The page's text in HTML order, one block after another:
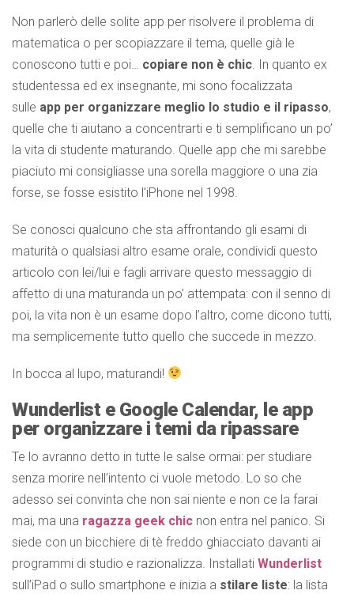
Non parlerò delle solite app per risolvere il problema di
matematica o per scopiazzare il tema, quelle già le
conoscono tutti e poi… copiare non è chic . In quanto ex
studentessa ed ex insegnante, mi sono focalizzata
sulle app per organizzare meglio lo studio e il ripasso,
quelle che ti aiutano a concentrarti e ti semplificano un po’
la vita di studente maturando. Quelle app che mi sarebbe
piaciuto mi consigliasse una sorella maggiore o una zia
forse, se fosse esistito l’iPhone nel 1998.
Se conosci qualcuno che sta affrontando gli esami di
maturità o qualsiasi altro esame orale, condividi questo
articolo con lei/lui e fagli arrivare questo messaggio di
affetto di una maturanda un po’ attempata: con il senno di
poi, la vita non è un esame dopo l’altro, come dicono tutti,
ma semplicemente tutto quello che succede in mezzo.
In bocca al lupo, maturandi!
Wunderlist e Google Calendar, le app
per organizzare i temi da ripassare
Te lo avranno detto in tutte le salse ormai: per studiare
senza morire nell’intento ci vuole metodo. Lo so che
adesso sei convinta che non sai niente e non ce la farai
mai, ma una ragazza geek chic non entra nel panico. Si
siede con un bicchiere di tè freddo ghiacciato davanti ai
programmi di studio e razionalizza. Installati Wunderlist
sull’iPad o sullo smartphone e inizia a stilare liste: la lista